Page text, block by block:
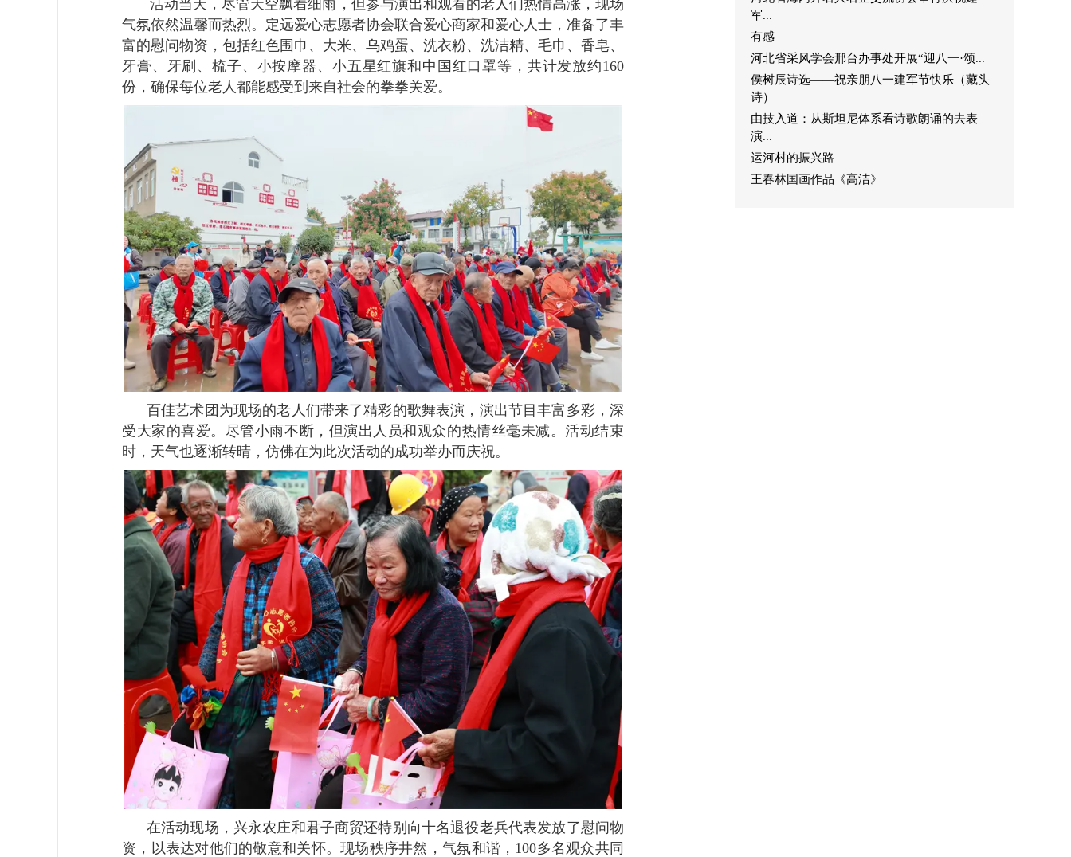
活动当天，尽管天空飘着细雨，但参与演出和观看的老人们热情高涨，现场
气氛依然温馨而热烈。定远爱心志愿者协会联合爱心商家和爱心人士，准备了丰
富的慰问物资，包括红色围巾、大米、乌鸡蛋、洗衣粉、洗洁精、毛巾、香皂、
牙膏、牙刷、梳子、小按摩器、小五星红旗和中国红口罩等，共计发放约160
份，确保每位老人都能感受到来自社会的拳拳关爱。
百佳艺术团为现场的老人们带来了精彩的歌舞表演，演出节目丰富多彩，深
受大家的喜爱。尽管小雨不断，但演出人员和观众的热情丝毫未减。活动结束
时，天气也逐渐转晴，仿佛在为此次活动的成功举办而庆祝。
在活动现场，兴永农庄和君子商贸还特别向十名退役老兵代表发放了慰问物
资，以表达对他们的敬意和关怀。现场秩序井然，气氛和谐，100多名观众共同
军...
有感
河北省采风学会邢台办事处开展“迎八一·颂...
侯树辰诗选——祝亲朋八一建军节快乐（藏头
诗）
由技入道：从斯坦尼体系看诗歌朗诵的去表
演...
运河村的振兴路
王春林国画作品《高洁》